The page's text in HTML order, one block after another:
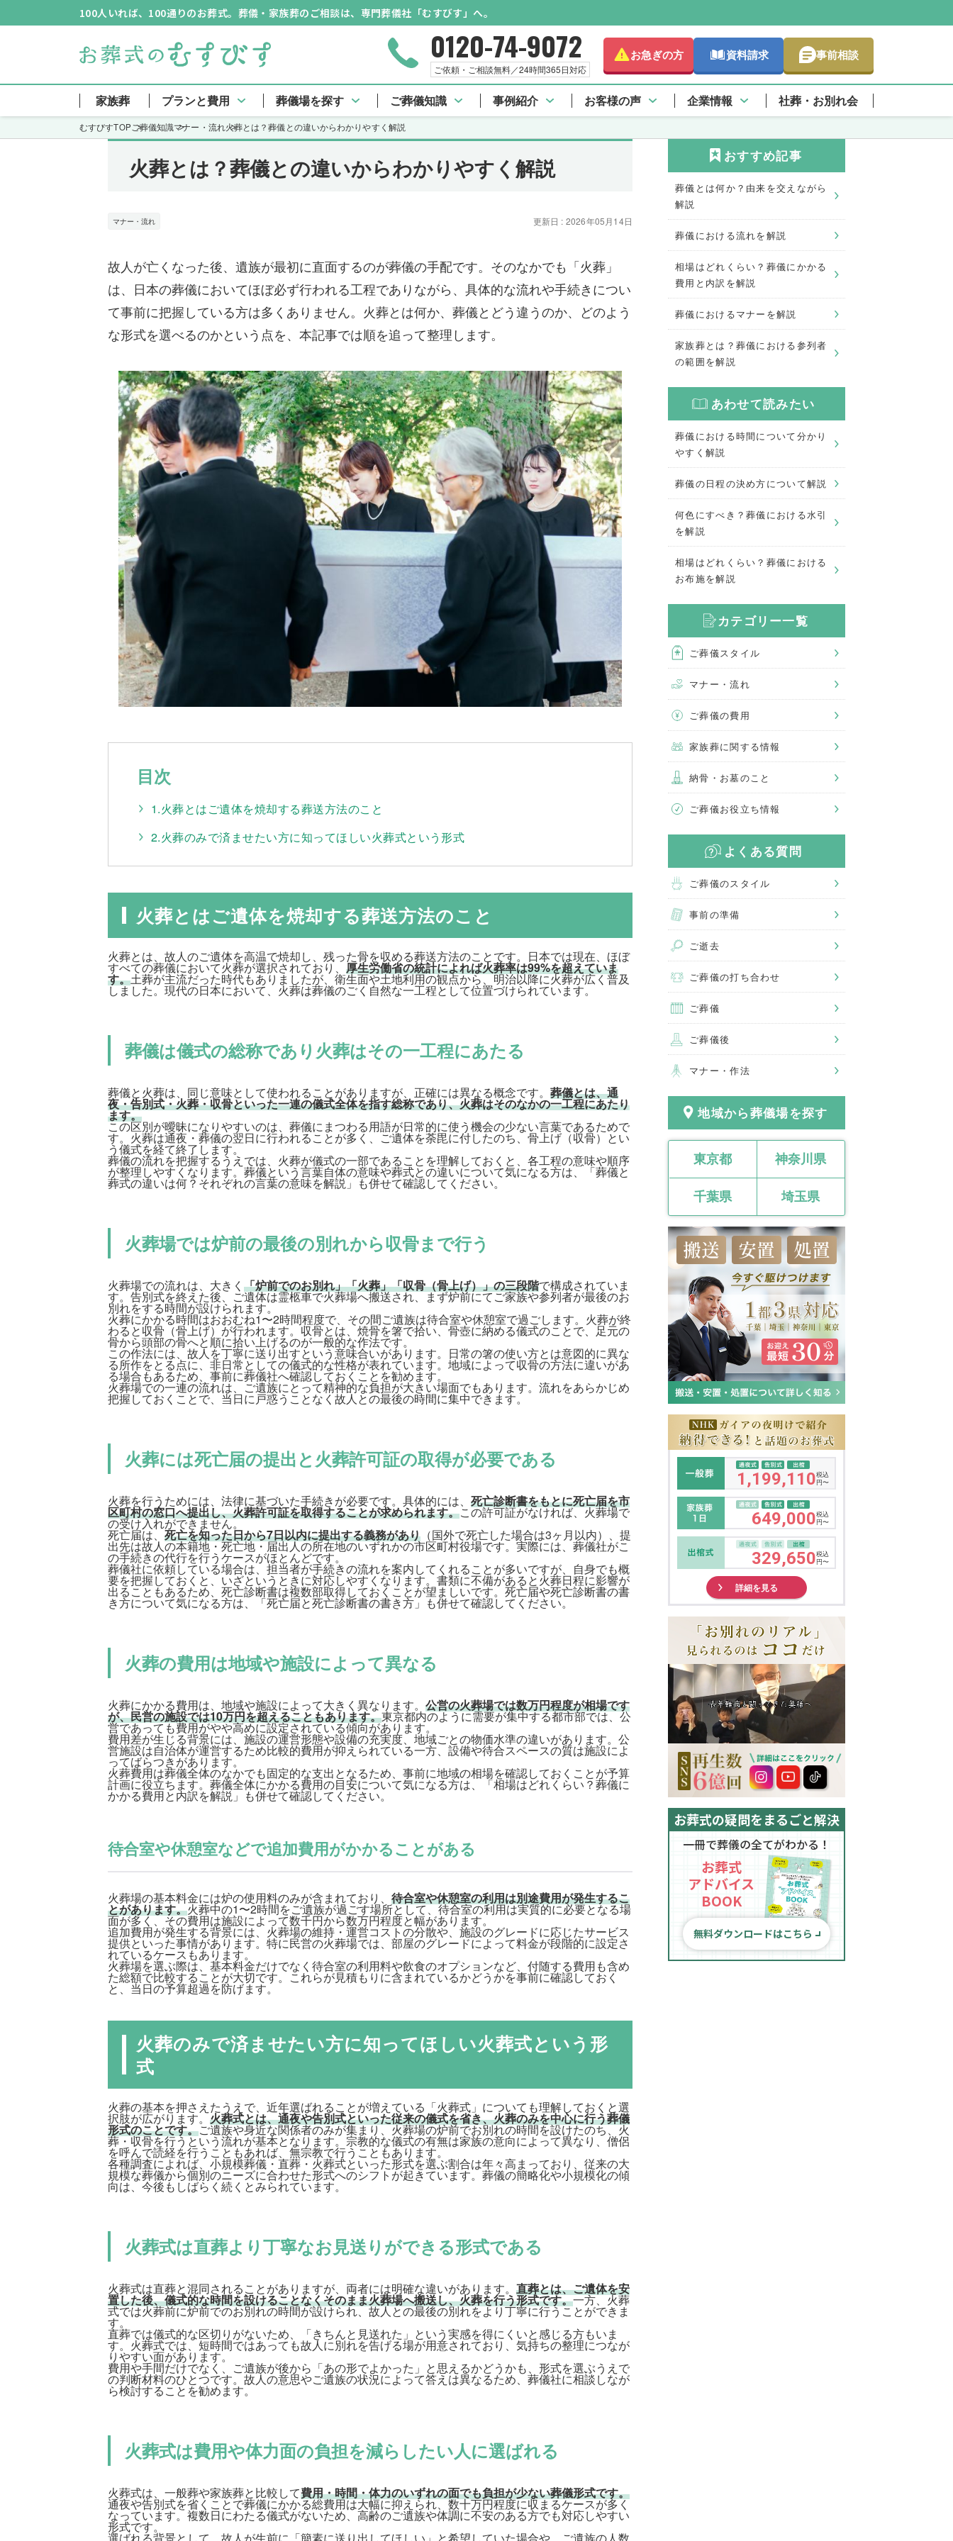
100人いれば、100通りのお葬式。葬儀・家族葬のご相談は、専門葬儀社「むすびす」へ。
0120-74-9072
ご依頼・ご相談無料／24時間365日対応
お急ぎの方 資料請求 事前相談
家族葬 プランと費用 葬儀場を探す ご葬儀知識 事例紹介 お客様の声 企業情報 社葬・お別れ会
むすびすTOPご葬儀知識マナー・流れ火葬とは？葬儀との違いからわかりやすく解説
火葬とは？葬儀との違いからわかりやすく解説
マナー・流れ 更新日 : 2026年05月14日
故人が亡くなった後、遺族が最初に直面するのが葬儀の手配です。そのなかでも「火葬」
は、日本の葬儀においてほぼ必ず行われる工程でありながら、具体的な流れや手続きについ
て事前に把握している方は多くありません。火葬とは何か、葬儀とどう違うのか、どのよう
な形式を選べるのかという点を、本記事では順を追って整理します。
目次
1.火葬とはご遺体を焼却する葬送方法のこと
2.火葬のみで済ませたい方に知ってほしい火葬式という形式
火葬とはご遺体を焼却する葬送方法のこと
火葬とは、故人のご遺体を高温で焼却し、残った骨を収める葬送方法のことです。日本では現在、ほぼ
すべての葬儀において火葬が選択されており、 厚生労働省の統計によれば火葬率は99%を超えていま
す。土葬が主流だった時代もありましたが、衛生面や土地利用の観点から、明治以降に火葬が広く普及
しました。現代の日本において、火葬は葬儀のごく自然な一工程として位置づけられています。
葬儀は儀式の総称であり火葬はその一工程にあたる
葬儀と火葬は、同じ意味として使われることがありますが、正確には異なる概念です。 葬儀とは、通
夜・告別式・火葬・収骨といった一連の儀式全体を指す総称であり、火葬はそのなかの一工程にあたり
ます。
この区別が曖昧になりやすいのは、葬儀にまつわる用語が日常的に使う機会の少ない言葉であるためで
す。火葬は通夜・葬儀の翌日に行われることが多く、ご遺体を荼毘に付したのち、骨上げ（収骨）とい
う儀式を経て終了します。
葬儀の流れを把握するうえでは、火葬が儀式の一部であることを理解しておくと、各工程の意味や順序
が整理しやすくなります。葬儀という言葉自体の意味や葬式との違いについて気になる方は、「葬儀と
葬式の違いは何？それぞれの言葉の意味を解説 」も併せて確認してください。
火葬場では炉前の最後の別れから収骨まで行う
火葬場での流れは、大きく 「炉前でのお別れ」「火葬」「収骨（骨上げ）」の三段階で構成されていま
す。告別式を終えた後、ご遺体は霊柩車で火葬場へ搬送され、まず炉前にてご家族や参列者が最後のお
別れをする時間が設けられます。
火葬にかかる時間はおおむね1〜2時間程度で、その間ご遺族は待合室や休憩室で過ごします。火葬が終
わると収骨（骨上げ）が行われます。収骨とは、焼骨を箸で拾い、骨壺に納める儀式のことで、足元の
骨から頭部の骨へと順に拾い上げるのが一般的な作法です。
この作法には、故人を丁寧に送り出すという意味合いがあります。日常の箸の使い方とは意図的に異な
る所作をとる点に、非日常としての儀式的な性格が表れています。地域によって収骨の方法に違いがあ
る場合もあるため、事前に葬儀社へ確認しておくことを勧めます。
火葬場での一連の流れは、ご遺族にとって精神的な負担が大きい場面でもあります。流れをあらかじめ
把握しておくことで、当日に戸惑うことなく故人との最後の時間に集中できます。
火葬には死亡届の提出と火葬許可証の取得が必要である
火葬を行うためには、法律に基づいた手続きが必要です。具体的には、 死亡診断書をもとに死亡届を市
区町村の窓口へ提出し、火葬許可証を取得することが求められます。この許可証がなければ、火葬場で
の受け入れができません。
死亡届は、死亡を知った日から7日以内に提出する義務があり （国外で死亡した場合は3ヶ月以内）、提
出先は故人の本籍地・死亡地・届出人の所在地のいずれかの市区町村役場です。実際には、葬儀社がこ
の手続きの代行を行うケースがほとんどです。
葬儀社に依頼している場合は、担当者が手続きの流れを案内してくれることが多いですが、自身でも概
要を把握しておくと、いざというときに対応しやすくなります。書類に不備があると火葬日程に影響が
出ることもあるため、死亡診断書は複数部取得しておくことが望ましいです。死亡届や死亡診断書の書
き方について気になる方は、「死亡届と死亡診断書の書き方」も併せて確認してください。
火葬の費用は地域や施設によって異なる
火葬にかかる費用は、地域や施設によって大きく異なります。 公営の火葬場では数万円程度が相場です
が、民営の施設では10万円を超えることもあります。東京都内のように需要が集中する都市部では、公
営であっても費用がやや高めに設定されている傾向があります。
費用差が生じる背景には、施設の運営形態や設備の充実度、地域ごとの物価水準の違いがあります。公
営施設は自治体が運営するため比較的費用が抑えられている一方、設備や待合スペースの質は施設によ
ってばらつきがあります。
火葬費用は葬儀全体のなかでも固定的な支出となるため、事前に地域の相場を確認しておくことが予算
計画に役立ちます。葬儀全体にかかる費用の目安について気になる方は、「相場はどれくらい？葬儀に
かかる費用と内訳を解説 」も併せて確認してください。
待合室や休憩室などで追加費用がかかることがある
火葬場の基本料金には炉の使用料のみが含まれており、 待合室や休憩室の利用は別途費用が発生するこ
とがあります。火葬中の1〜2時間をご遺族が過ごす場所として、待合室の利用は実質的に必要となる場
面が多く、その費用は施設によって数千円から数万円程度と幅があります。
追加費用が発生する背景には、火葬場の維持・運営コストの分散や、施設のグレードに応じたサービス
提供といった事情があります。特に民営の火葬場では、部屋のグレードによって料金が段階的に設定さ
れているケースもあります。
火葬場を選ぶ際は、基本料金だけでなく待合室の利用料や飲食のオプションなど、付随する費用も含め
た総額で比較することが大切です。これらが見積もりに含まれているかどうかを事前に確認しておく
と、当日の予算超過を防げます。
火葬のみで済ませたい方に知ってほしい火葬式という形
式
火葬の基本を押さえたうえで、近年選ばれることが増えている「火葬式」についても理解しておくと選
択肢が広がります。火葬式とは、通夜や告別式といった従来の儀式を省き、火葬のみを中心に行う葬儀
形式のことです。ご遺族や身近な関係者のみが集まり、火葬場の炉前でお別れの時間を設けたのち、火
葬・収骨を行うという流れが基本となります。宗教的な儀式の有無は家族の意向によって異なり、僧侶
を呼んで読経を行うこともあれば、無宗教で行うこともあります。
各種調査によれば、小規模葬儀・直葬・火葬式といった形式を選ぶ割合は年々高まっており、従来の大
規模な葬儀から個別のニーズに合わせた形式へのシフトが起きています。葬儀の簡略化や小規模化の傾
向は、今後もしばらく続くとみられています。
火葬式は直葬より丁寧なお見送りができる形式である
火葬式は直葬と混同されることがありますが、両者には明確な違いがあります。 直葬とは、ご遺体を安
置した後、儀式的な時間を設けることなくそのまま火葬場へ搬送し、火葬を行う形式です。一方、火葬
式では火葬前に炉前でのお別れの時間が設けられ、故人との最後の別れをより丁寧に行うことができま
す。
直葬では儀式的な区切りがないため、「きちんと見送れた」という実感を得にくいと感じる方もいま
す。火葬式では、短時間ではあっても故人に別れを告げる場が用意されており、気持ちの整理につなが
りやすい面があります。
費用や手間だけでなく、ご遺族が後から「あの形でよかった」と思えるかどうかも、形式を選ぶうえで
の判断材料のひとつです。故人の意思やご遺族の状況によって答えは異なるため、葬儀社に相談しなが
ら検討することを勧めます。
火葬式は費用や体力面の負担を減らしたい人に選ばれる
火葬式は、一般葬や家族葬と比較して費用・時間・体力のいずれの面でも負担が少ない葬儀形式です。
通夜や告別式を省くことで葬儀にかかる総費用は大幅に抑えられ、数十万円程度に収まるケースが多く
なっています。複数日にわたる儀式がないため、高齢のご遺族や体調に不安のある方でも対応しやすい
形式です。
選ばれる背景として、故人が生前に「簡素に送り出してほしい」と希望していた場合や、ご遺族の人数
おすすめ記事
葬儀とは何か？由来を交えながら
解説
葬儀における流れを解説
相場はどれくらい？葬儀にかかる
費用と内訳を解説
葬儀におけるマナーを解説
家族葬とは？葬儀における参列者
の範囲を解説
あわせて読みたい
葬儀における時間について分かり
やすく解説
葬儀の日程の決め方について解説
何色にすべき？葬儀における水引
を解説
相場はどれくらい？葬儀における
お布施を解説
カテゴリー一覧
ご葬儀スタイル
マナー・流れ
ご葬儀の費用
家族葬に関する情報
納骨・お墓のこと
ご葬儀お役立ち情報
よくある質問
ご葬儀のスタイル
事前の準備
ご逝去
ご葬儀の打ち合わせ
ご葬儀
ご葬儀後
マナー・作法
地域から葬儀場を探す
東京都 神奈川県
千葉県 埼玉県
1,199,110税込
円〜
649,000税込
円〜
329,650税込
円〜
詳細を見る
お葬式の疑問をまるごと解決
一冊で葬儀の全てがわかる！
お葬式
アドバイス
BOOK
無料ダウンロードはこちら